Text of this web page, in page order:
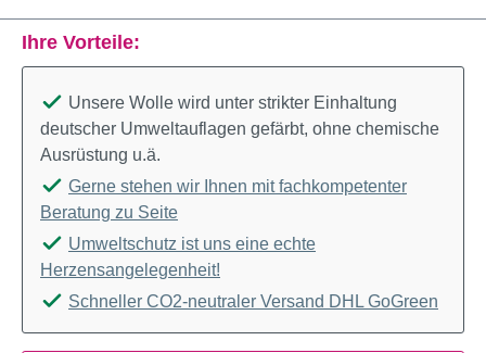
Ihre Vorteile:
Unsere Wolle wird unter strikter Einhaltung
deutscher Umweltauflagen gefärbt, ohne chemische
Ausrüstung u.ä.
Gerne stehen wir Ihnen mit fachkompetenter
Beratung zu Seite
Umweltschutz ist uns eine echte
Herzensangelegenheit!
Schneller CO2-neutraler Versand DHL GoGreen